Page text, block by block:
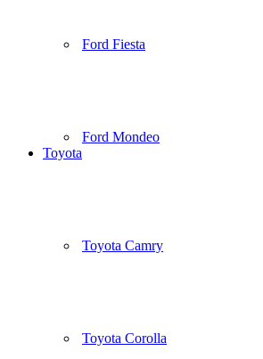
Ford Fiesta
Ford Mondeo
Toyota
Toyota Camry
Toyota Corolla